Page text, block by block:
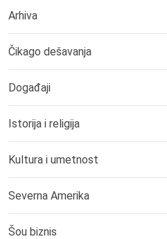
Arhiva
Čikago dešavanja
Događaji
Istorija i religija
Kultura i umetnost
Severna Amerika
Šou biznis